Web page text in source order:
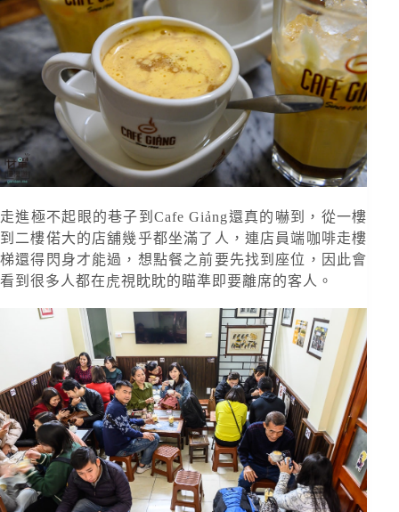
走進極不起眼的巷子到Cafe Giảng還真的嚇到，從一樓
到二樓偌大的店舖幾乎都坐滿了人，連店員端咖啡走樓
梯還得閃身才能過，想點餐之前要先找到座位，因此會
看到很多人都在虎視眈眈的瞄準即要離席的客人。